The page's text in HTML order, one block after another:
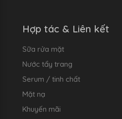
Hợp tác & Liên kết
Sữa rửa mặt
Nước tẩy trang
Serum / tinh chất
Mặt nạ
Khuyến mãi